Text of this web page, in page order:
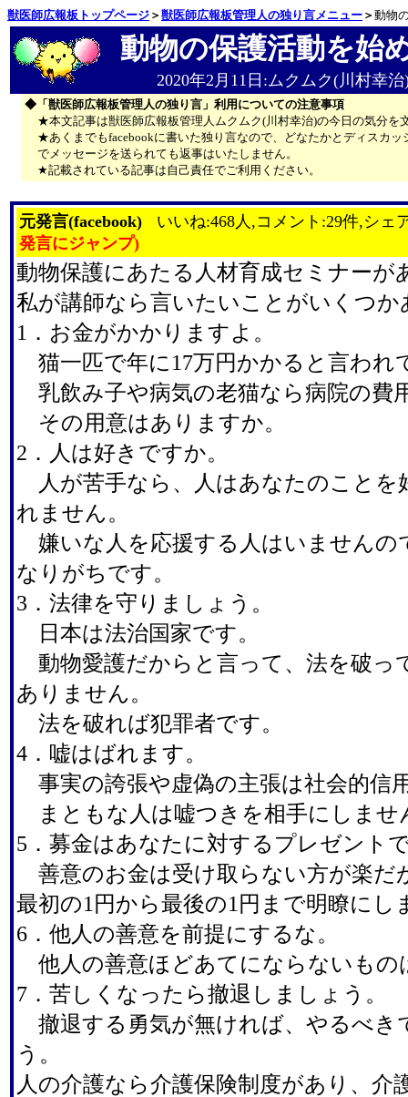
獣医師広報板トップページ ＞ 獣医師広報板管理人の独り言メニュー ＞ 動物
動物の保護活動を始
2020年2月11日:ムクムク(川村幸治
◆「獣医師広報板管理人の独り言」利用についての注意事項
★本文記事は獣医師広報板管理人ムクムク(川村幸治)の今日の気分を
★あくまでもfacebookに書いた独り言なので、どなたかとディスカ
でメッセージを送られても返事はいたしません。
★記載されている記事は自己責任でご利用ください。
元発言(facebook)
いいね:468人,コメント:29件,シェ
発言にジャンプ)
動物保護にあたる人材育成セミナーが
私が講師なら言いたいことがいくつか
1．お金がかかりますよ。
猫一匹で年に17万円かかると言われ
乳飲み子や病気の老猫なら病院の費
その用意はありますか。
2．人は好きですか。
人が苦手なら、人はあなたのことを
れません。
嫌いな人を応援する人はいませんの
なりがちです。
3．法律を守りましょう。
日本は法治国家です。
動物愛護だからと言って、法を破っ
ありません。
法を破れば犯罪者です。
4．嘘はばれます。
事実の誇張や虚偽の主張は社会的信
まともな人は嘘つきを相手にしませ
5．募金はあなたに対するプレゼント
善意のお金は受け取らない方が楽だ
最初の1円から最後の1円まで明瞭にし
6．他人の善意を前提にするな。
他人の善意ほどあてにならないもの
7．苦しくなったら撤退しましょう。
撤退する勇気が無ければ、やるべき
う。
人の介護なら介護保険制度があり、介